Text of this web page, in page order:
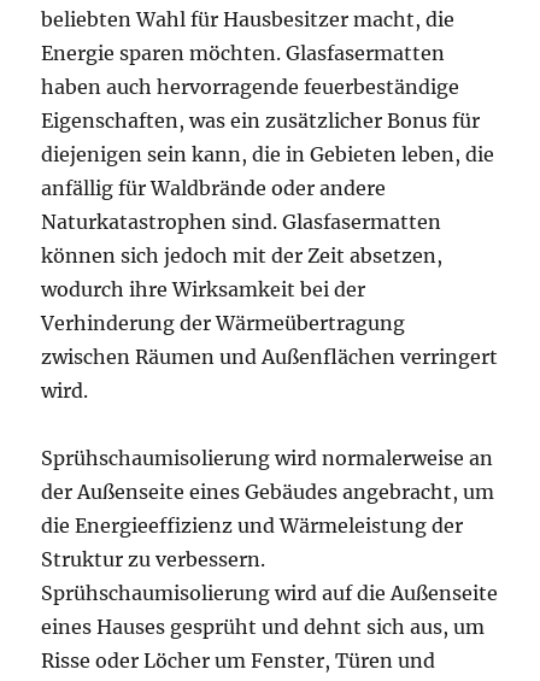
beliebten Wahl für Hausbesitzer macht, die
Energie sparen möchten. Glasfasermatten
haben auch hervorragende feuerbeständige
Eigenschaften, was ein zusätzlicher Bonus für
diejenigen sein kann, die in Gebieten leben, die
anfällig für Waldbrände oder andere
Naturkatastrophen sind. Glasfasermatten
können sich jedoch mit der Zeit absetzen,
wodurch ihre Wirksamkeit bei der
Verhinderung der Wärmeübertragung
zwischen Räumen und Außenflächen verringert
wird.
Sprühschaumisolierung wird normalerweise an
der Außenseite eines Gebäudes angebracht, um
die Energieeffizienz und Wärmeleistung der
Struktur zu verbessern.
Sprühschaumisolierung wird auf die Außenseite
eines Hauses gesprüht und dehnt sich aus, um
Risse oder Löcher um Fenster, Türen und